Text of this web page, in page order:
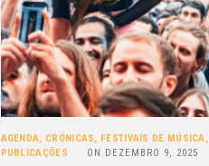
AGENDA, CRÓNICAS, FESTIVAIS DE MÚSICA,
PUBLICAÇÕES
ON DEZEMBRO 9, 2025